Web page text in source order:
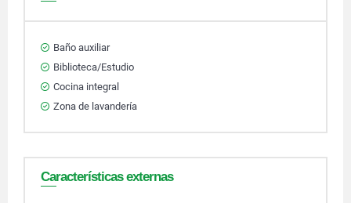
Baño auxiliar
Biblioteca/Estudio
Cocina integral
Zona de lavandería
Características externas